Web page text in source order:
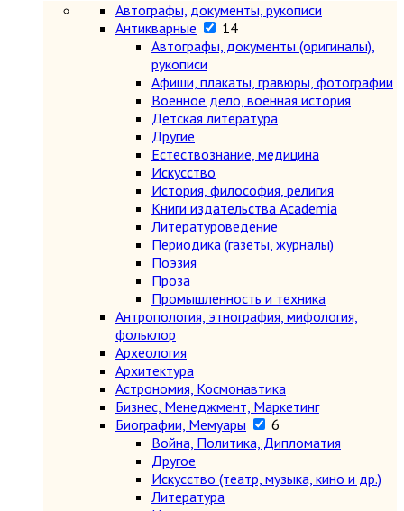
Автографы, документы, рукописи
Антикварные
14
Автографы, документы (оригиналы),
рукописи
Афиши, плакаты, гравюры, фотографии
Военное дело, военная история
Детская литература
Другие
Естествознание, медицина
Искусство
История, философия, религия
Книги издательства Academia
Литературоведение
Периодика (газеты, журналы)
Поэзия
Проза
Промышленность и техника
Антропология, этнография, мифология,
фольклор
Археология
Архитектура
Астрономия, Космонавтика
Бизнес, Менеджмент, Маркетинг
Биографии, Мемуары
6
Война, Политика, Дипломатия
Другое
Искусство (театр, музыка, кино и др.)
Литература